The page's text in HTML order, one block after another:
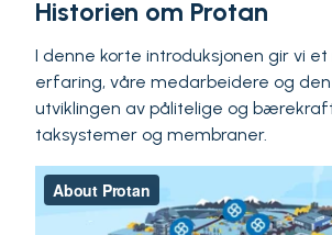
Historien om Protan
I denne korte introduksjonen gir vi et
erfaring, våre medarbeidere og den
utviklingen av pålitelige og
taksystemer og membraner.